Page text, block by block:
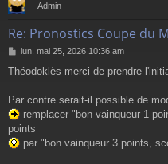
Admin
Re: Pronostics Coupe du
M
s
a
g
lun. mai 25, 2026 10:36 am
Théodoklès merci de prendre
Par contre serait-il possible de
remplacer "bon vainqueur 1
points
par "bon vainqueur 3 points,